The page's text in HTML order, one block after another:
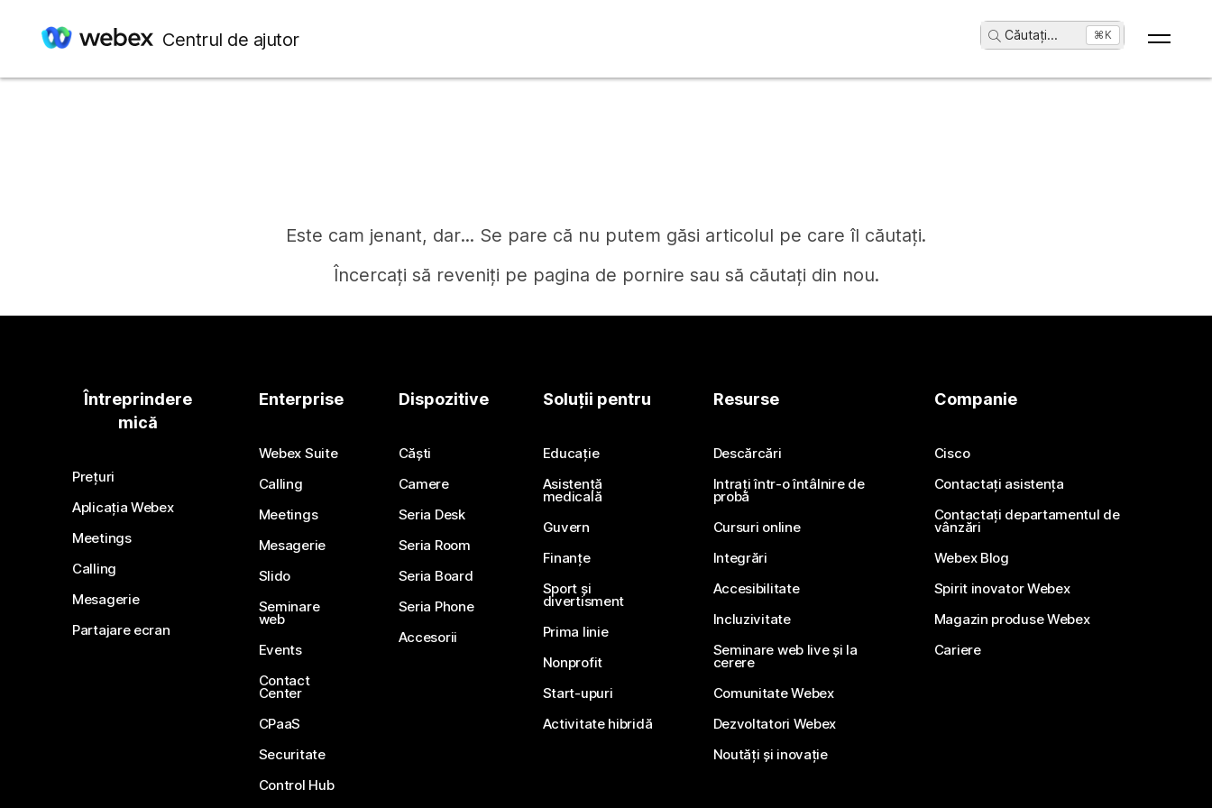
Centrul de ajutor Căutați... ⌘K
Este cam jenant, dar... Se pare că nu putem găsi articolul pe care îl căutați.
Încercați să reveniți pe pagina de pornire sau să căutați din nou.
Aveți nevoie de un răspuns?
Trimiteți o întrebare
Întreprindere
mică
Prețuri
Aplicația Webex
Meetings
Calling
Mesagerie
Partajare ecran
Enterprise
Webex Suite
Calling
Meetings
Mesagerie
Slido
Seminare
web
Events
Contact
Center
CPaaS
Securitate
Control Hub
Dispozitive
Căști
Camere
Seria Desk
Seria Room
Seria Board
Seria Phone
Accesorii
Soluții pentru
Educație
Asistență
medicală
Guvern
Finanțe
Sport și
divertisment
Prima linie
Nonprofit
Start-upuri
Activitate hibridă
Resurse
Descărcări
Intrați într-o întâlnire de
probă
Cursuri online
Integrări
Accesibilitate
Incluzivitate
Seminare web live și la
cerere
Comunitate Webex
Dezvoltatori Webex
Noutăți și inovație
Companie
Cisco
Contactați asistența
Contactați departamentul de
vânzări
Webex Blog
Spirit inovator Webex
Magazin produse Webex
Cariere